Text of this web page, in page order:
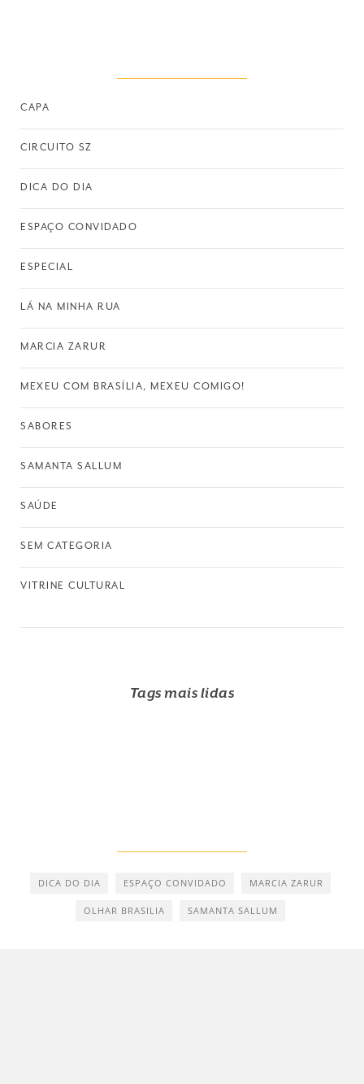
CAPA
CIRCUITO SZ
DICA DO DIA
ESPAÇO CONVIDADO
ESPECIAL
LÁ NA MINHA RUA
MARCIA ZARUR
MEXEU COM BRASÍLIA, MEXEU COMIGO!
SABORES
SAMANTA SALLUM
SAÚDE
SEM CATEGORIA
VITRINE CULTURAL
Tags mais lidas
DICA DO DIA ESPAÇO CONVIDADO MARCIA ZARUR
OLHAR BRASILIA SAMANTA SALLUM